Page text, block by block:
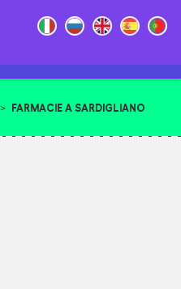
> FARMACIE A SARDIGLIANO